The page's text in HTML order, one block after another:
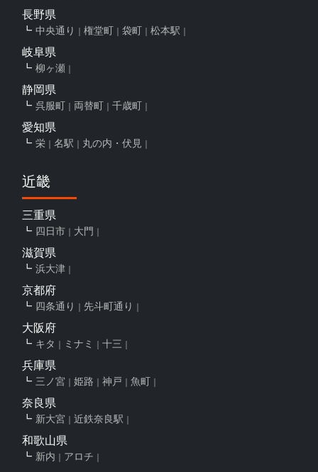
長野県
中央通り 権堂町 袋町 松本駅
岐阜県
柳ヶ瀬
静岡県
呉服町 両替町 千歳町
愛知県
栄 名駅 丸の内・伏見
近畿
三重県
四日市 大門
滋賀県
浜大津
京都府
四条通り 先斗町通り
大阪府
キタ ミナミ 十三
兵庫県
三ノ宮 姫路 神戸 魚町
奈良県
新大宮 近鉄奈良駅
和歌山県
新内 アロチ